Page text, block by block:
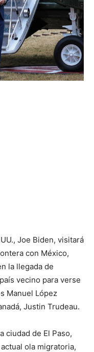
Joe Biden, visitará
con México,
la llegada de
vecino para verse
Manuel López
Justin Trudeau.
ciudad de El Paso,
ola migratoria,